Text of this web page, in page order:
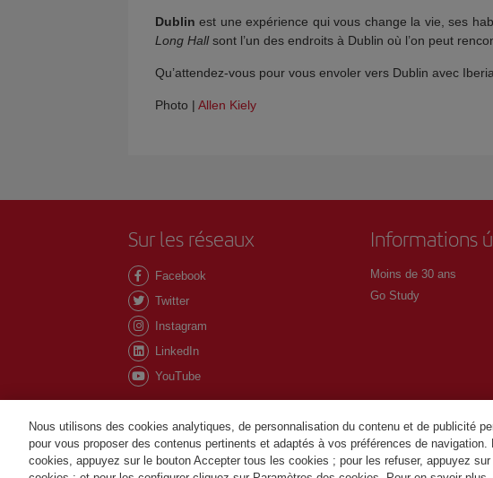
Dublin est une expérience qui vous change la vie, ses
Long Hallsont l’un des endroits à Dublin où l’on peut
Qu’attendez-vous pour vous envoler vers Dublin avec
Photo | Allen Kiely
Sur les réseaux
Facebook
Twitter
Instagram
LinkedIn
YouTube
Informations
Moins de 30 ans
Go Study
Nous utilisons des cookies analytiques, de personnalisation du contenu et de publicité
pour vous proposer des contenus pertinents et adaptés à vos préférences de
cookies, appuyez sur le bouton Accepter tous les cookies ; pour les refuser, appuyez